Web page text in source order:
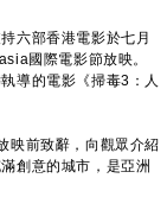
六部香港電影於七月
國際電影節放映。
導的電影《掃毒3：人
前致辭，向觀眾介紹
創意的城市，是亞洲